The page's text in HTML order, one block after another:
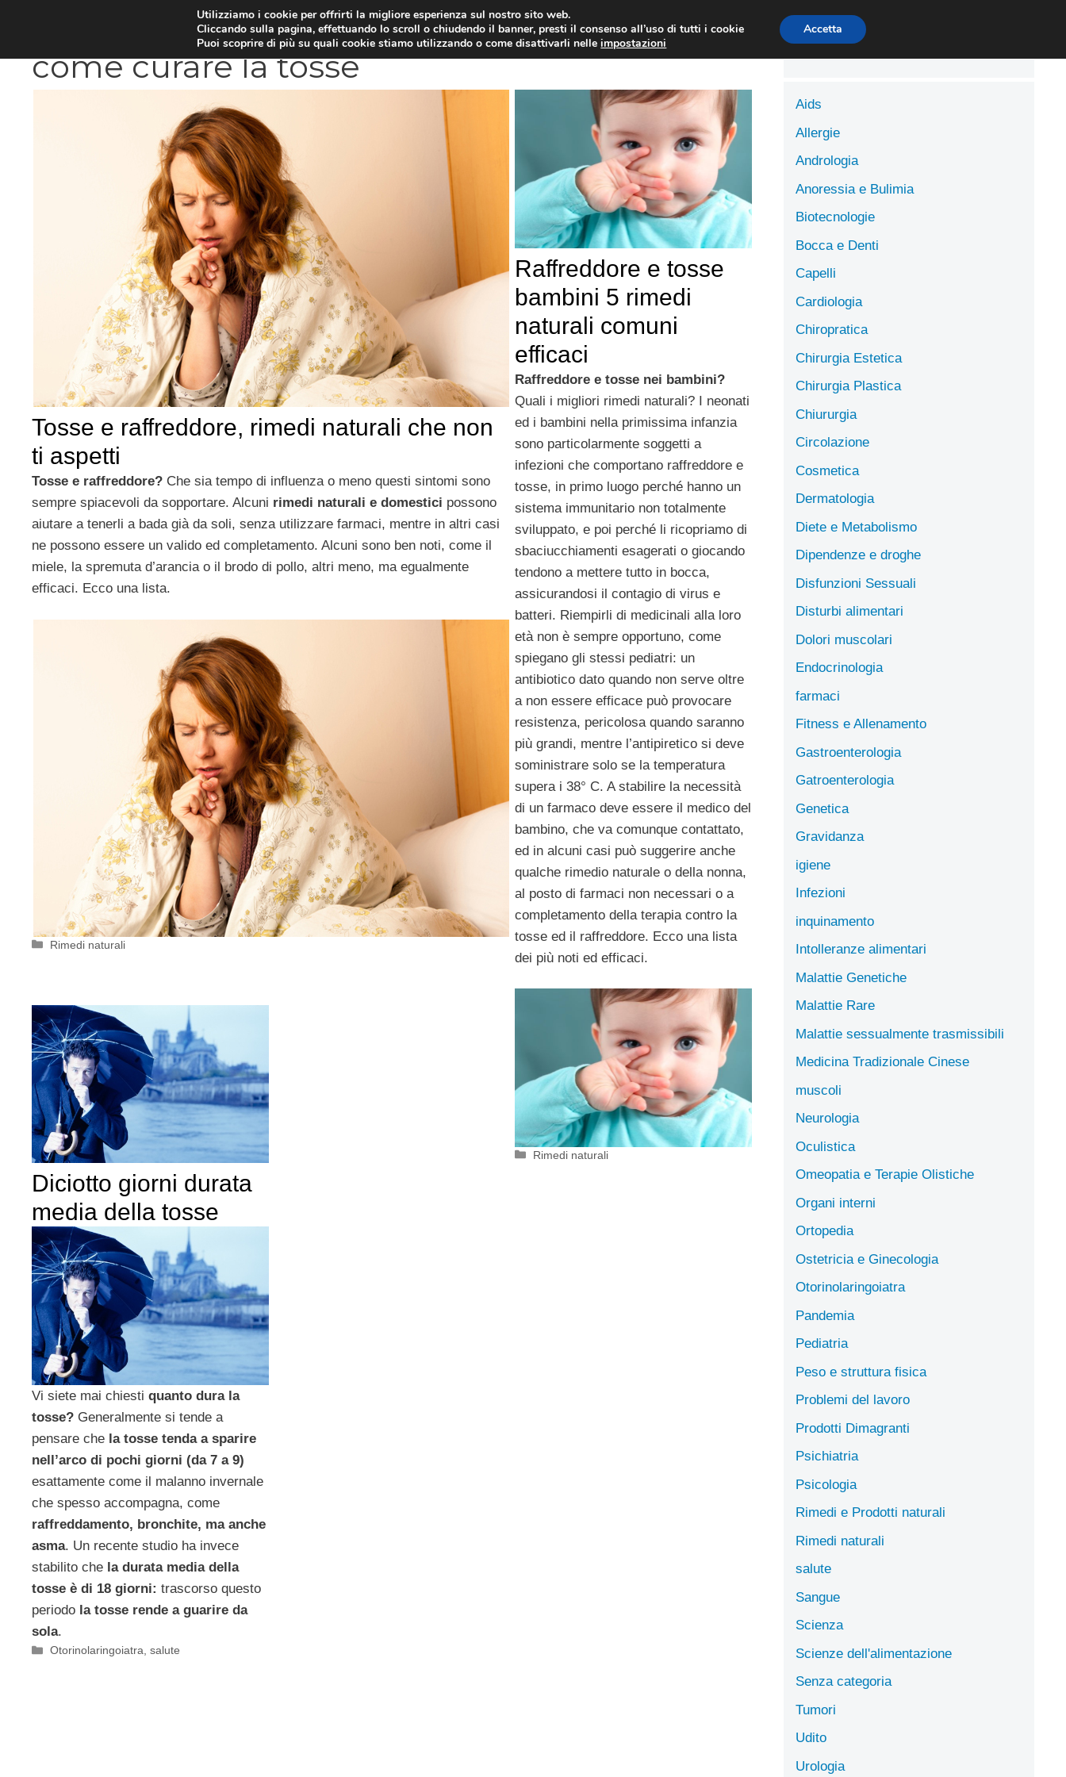
DIETE E METABOLISMO PSICOLOGIA NEUROLOGIA CARDIOLOGIA SCIENZE DELL’ALIMENTAZIONE
come curare la tosse
Tosse e raffreddore, rimedi naturali che non
ti aspetti
Tosse e raffreddore? Che sia tempo di influenza o meno questi sintomi sono
sempre spiacevoli da sopportare. Alcuni rimedi naturali e domestici possono
aiutare a tenerli a bada già da soli, senza utilizzare farmaci, mentre in altri casi
ne possono essere un valido ed completamento. Alcuni sono ben noti, come il
miele, la spremuta d’arancia o il brodo di pollo, altri meno, ma egualmente
efficaci. Ecco una lista.
Categorie
Rimedi naturali
Raffreddore e tosse
bambini 5 rimedi
naturali comuni
efficaci
Raffreddore e tosse nei bambini?
Quali i migliori rimedi naturali? I neonati
ed i bambini nella primissima infanzia
sono particolarmente soggetti a
infezioni che comportano raffreddore e
tosse, in primo luogo perché hanno un
sistema immunitario non totalmente
sviluppato, e poi perché li ricopriamo di
sbaciucchiamenti esagerati o giocando
tendono a mettere tutto in bocca,
assicurandosi il contagio di virus e
batteri. Riempirli di medicinali alla loro
età non è sempre opportuno, come
spiegano gli stessi pediatri: un
antibiotico dato quando non serve oltre
a non essere efficace può provocare
resistenza, pericolosa quando saranno
più grandi, mentre l’antipiretico si deve
soministrare solo se la temperatura
supera i 38° C. A stabilire la necessità
di un farmaco deve essere il medico del
bambino, che va comunque contattato,
ed in alcuni casi può suggerire anche
qualche rimedio naturale o della nonna,
al posto di farmaci non necessari o a
completamento della terapia contro la
tosse ed il raffreddore. Ecco una lista
dei più noti ed efficaci.
Categorie
Rimedi naturali
Diciotto giorni durata
media della tosse
Vi siete mai chiesti quanto dura la
tosse? Generalmente si tende a
pensare che la tosse tenda a sparire
nell’arco di pochi giorni (da 7 a 9)
esattamente come il malanno invernale
che spesso accompagna, come
raffreddamento, bronchite, ma anche
asma. Un recente studio ha invece
stabilito che la durata media della
tosse è di 18 giorni: trascorso questo
periodo la tosse rende a guarire da
sola.
Categorie
Otorinolaringoiatra,salute
Aids
Allergie
Andrologia
Anoressia e Bulimia
Biotecnologie
Bocca e Denti
Capelli
Cardiologia
Chiropratica
Chirurgia Estetica
Chirurgia Plastica
Chiururgia
Circolazione
Cosmetica
Dermatologia
Diete e Metabolismo
Dipendenze e droghe
Disfunzioni Sessuali
Disturbi alimentari
Dolori muscolari
Endocrinologia
farmaci
Fitness e Allenamento
Gastroenterologia
Gatroenterologia
Genetica
Gravidanza
igiene
Infezioni
inquinamento
Intolleranze alimentari
Malattie Genetiche
Malattie Rare
Malattie sessualmente trasmissibili
Medicina Tradizionale Cinese
muscoli
Neurologia
Oculistica
Omeopatia e Terapie Olistiche
Organi interni
Ortopedia
Ostetricia e Ginecologia
Otorinolaringoiatra
Pandemia
Pediatria
Peso e struttura fisica
Problemi del lavoro
Prodotti Dimagranti
Psichiatria
Psicologia
Rimedi e Prodotti naturali
Rimedi naturali
salute
Sangue
Scienza
Scienze dell'alimentazione
Senza categoria
Tumori
Udito
Urologia
Utilizziamo i cookie per offrirti la migliore esperienza sul nostro sito web.
Cliccando sulla pagina, effettuando lo scroll o chiudendo il banner, presti il consenso all’uso di tutti i cookie
Puoi scoprire di più su quali cookie stiamo utilizzando o come disattivarli nelleimpostazioni
Accetta